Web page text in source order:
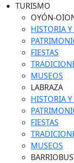
TURISMO
OYÓN-
HISTORIA
FIESTAS
MUSEOS
LABRAZA
HISTORIA
FIESTAS
MUSEOS